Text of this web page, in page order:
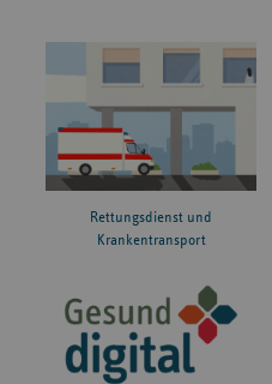
Rettungsdienst und
Krankentransport